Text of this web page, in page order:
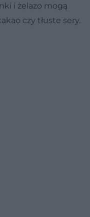
i żelazo mogą
czy tłuste sery.